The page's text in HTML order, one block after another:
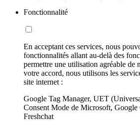
Fonctionnalité
En acceptant ces services, nous
fonctionnalités allant au-delà des
permettre une utilisation agréable de
votre accord, nous utilisons les
site internet :
Google Tag Manager, UET
Consent Mode de Microsoft,
Freshchat